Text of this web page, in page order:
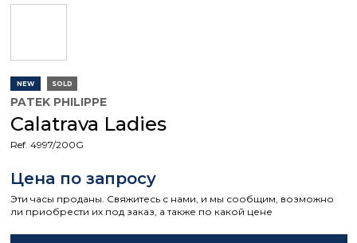
NEW SOLD
PATEK PHILIPPE
Calatrava Ladies
Ref. 4997/200G
Цена по запросу
Эти часы проданы. Свяжитесь с нами, и мы сообщим, возможно
ли приобрести их под заказ, а также по какой цене